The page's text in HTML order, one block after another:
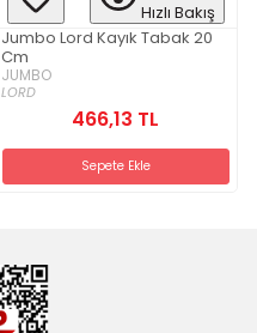
Hızlı Bakış
Jumbo Lord Kayık Tabak 20
Cm
JUMBO
LORD
466,13 TL
Sepete Ekle